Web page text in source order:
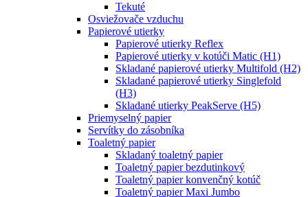
Tekuté
Osviežovače vzduchu
Papierové utierky
Papierové utierky Reflex
Papierové utierky v kotúči Matic (H1)
Skladané papierové utierky Multifold (H2)
Skladané papierové utierky Singlefold
(H3)
Skladané utierky PeakServe (H5)
Priemyselný papier
Servítky do zásobníka
Toaletný papier
Skladaný toaletný papier
Toaletný papier bezdutinkový
Toaletný papier konvenčný kotúč
Toaletný papier Maxi Jumbo